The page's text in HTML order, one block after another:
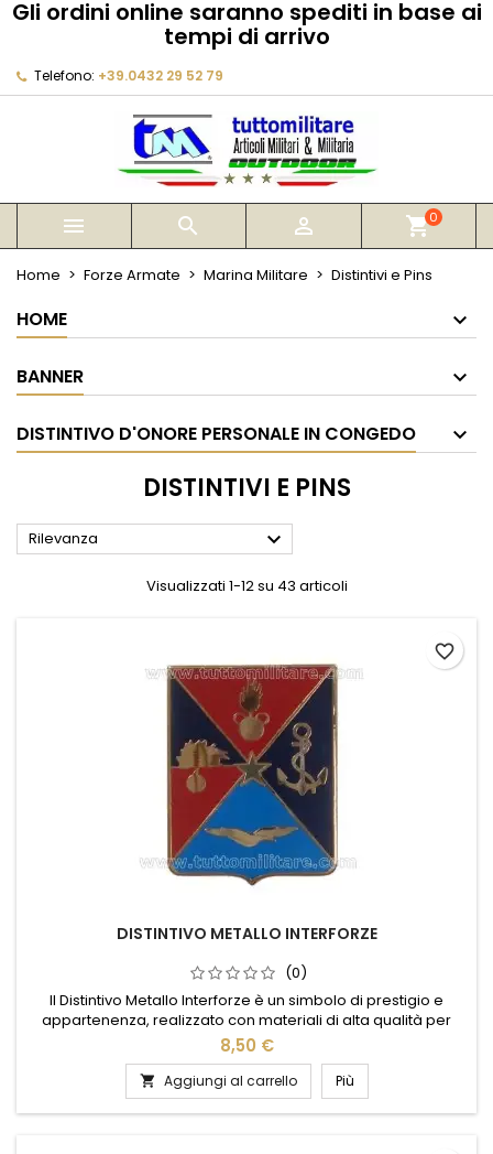
Gli ordini online saranno spediti in base ai
tempi di arrivo
Telefono: +39.0432 29 52 79
   shopping_cart0
Home Forze Armate Marina Militare Distintivi e Pins
HOME
BANNER
DISTINTIVO D'ONORE PERSONALE IN CONGEDO
DISTINTIVI E PINS
Rilevanza 
Visualizzati 1-12 su 43 articoli
DISTINTIVO METALLO INTERFORZE
(0)
Il Distintivo Metallo Interforze è un simbolo di prestigio e
appartenenza, realizzato con materiali di alta qualità per
garantire resistenza e durata nel tempo. Il suo design
elegante e dettagliato rappresenta l'unità e la
collaborazione tra le diverse forze armate, rendendolo un
accessorio ideale per chi desidera esprimere il proprio
orgoglio e...
8,50 €
 Aggiungi al carrello Più
favorite_border
My wishlists
add_circle_outline Create new list
((modalTitle))
((confirmMessage))
((cancelText)) ((modalDeleteText))
Crea lista dei desideri
Annulla Crea lista dei desideri
Devi avere effettuato l'accesso per salvare dei
prodotti nella tua lista dei desideri.
Annulla